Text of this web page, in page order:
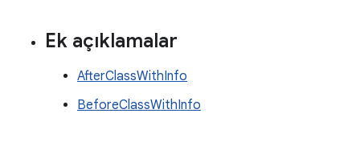
Ek açıklamalar
AfterClassWithInfo
BeforeClassWithInfo